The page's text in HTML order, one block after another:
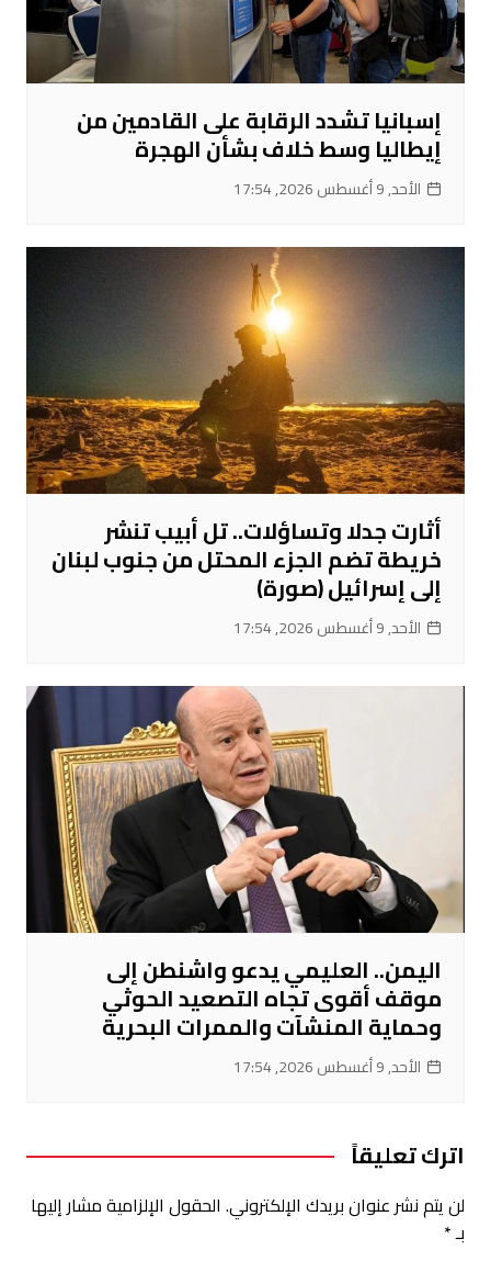
إسبانيا تشدد الرقابة على القادمين من
إيطاليا وسط خلاف بشأن الهجرة
الأحد, 9 أغسطس 2026, 17:54
أثارت جدلا وتساؤلات.. تل أبيب تنشر
خريطة تضم الجزء المحتل من جنوب لبنان
إلى إسرائيل (صورة)
الأحد, 9 أغسطس 2026, 17:54
اليمن.. العليمي يدعو واشنطن إلى
موقف أقوى تجاه التصعيد الحوثي
وحماية المنشآت والممرات البحرية
الأحد, 9 أغسطس 2026, 17:54
اترك تعليقاً
لن يتم نشر عنوان بريدك الإلكتروني. الحقول الإلزامية مشار إليها
بـ*